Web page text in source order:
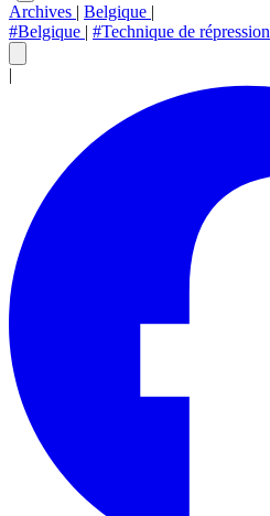
Archives | Belgique |
#Belgique | #Technique de répression
|